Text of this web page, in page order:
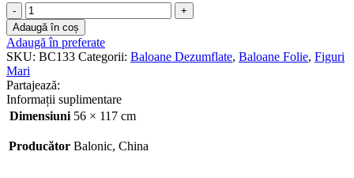
Cantitate
Spider
Man
56x117
cm
Adaugă în coș
Adaugă în preferate
SKU: BC133 Categorii: Baloane Dezumflate, Baloane Folie, Figuri
Mari
Partajează:
Informații suplimentare
Dimensiuni 56 × 117 cm
Producător Balonic, China